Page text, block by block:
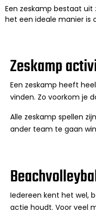
Een zeskamp bestaat
het een ideale manier is
Zeskamp
Een zeskamp heeft
vinden. Zo voorkom je
Alle zeskamp spellen
ander team te gaan
Iedereen kent het wel,
actie houdt. Voor veel